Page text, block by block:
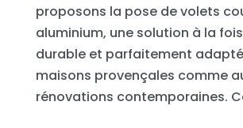
proposons la pose de volets
aluminium, une solution à la
durable et parfaitement
maisons provençales comme
rénovations contemporaines.